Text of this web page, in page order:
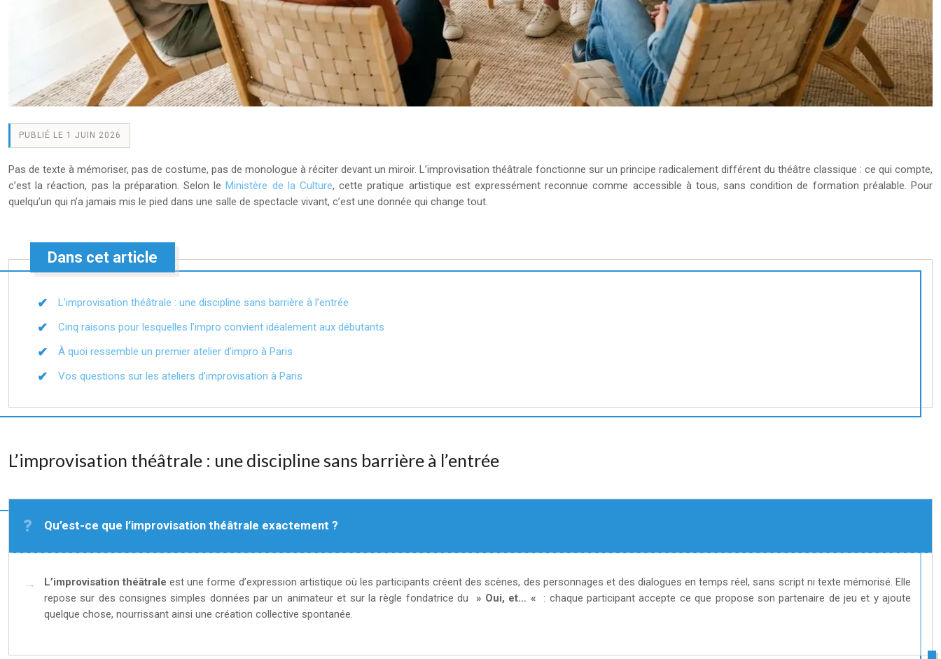
PUBLIÉ LE 1 JUIN 2026
Pas de texte à mémoriser, pas de costume, pas de monologue à réciter devant un miroir. L’improvisation théâtrale fonctionne sur un principe radicalement différent du théâtre classique : ce qui compte,
c’est la réaction, pas la préparation. Selon leMinistère de la Culture, cette pratique artistique est expressément reconnue comme accessible à tous, sans condition de formation préalable. Pour
quelqu’un qui n’a jamais mis le pied dans une salle de spectacle vivant, c’est une donnée qui change tout.
Dans cet article
L’improvisation théâtrale : une discipline sans barrière à l’entrée
Cinq raisons pour lesquelles l’impro convient idéalement aux débutants
À quoi ressemble un premier atelier d’impro à Paris
Vos questions sur les ateliers d’improvisation à Paris
L’improvisation théâtrale : une discipline sans barrière à l’entrée
Qu’est-ce que l’improvisation théâtrale exactement ?
L’improvisation théâtrale est une forme d’expression artistique où les participants créent des scènes, des personnages et des dialogues en temps réel, sans script ni texte mémorisé. Elle
repose sur des consignes simples données par un animateur et sur la règle fondatrice du
» Oui, et… «
: chaque participant accepte ce que propose son partenaire de jeu et y ajoute
quelque chose, nourrissant ainsi une création collective spontanée.